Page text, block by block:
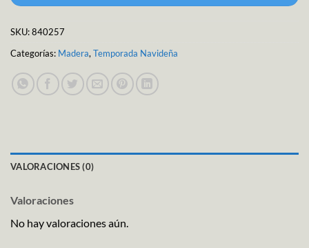
SKU:840257
Categorías: Madera, Temporada Navideña
VALORACIONES (0)
Valoraciones
No hay valoraciones aún.